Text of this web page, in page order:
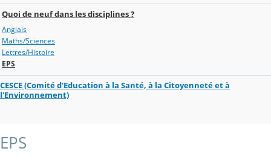
Quoi de neuf dans les disciplines ?
Anglais
Maths/Sciences
Lettres/Histoire
EPS
CESCE (Comité d'Education à la Santé, à la Citoyenneté et à
l'Environnement)
EPS